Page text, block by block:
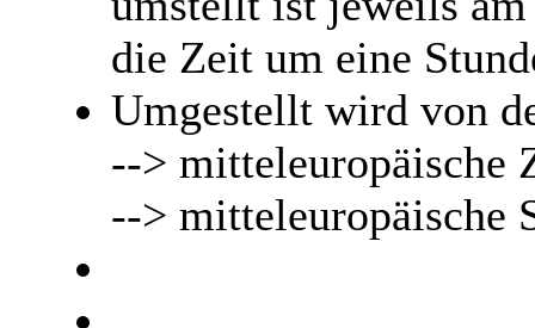
die Zeit um eine
Umgestellt wird von
--> mitteleuropäische
--> mitteleuropäische